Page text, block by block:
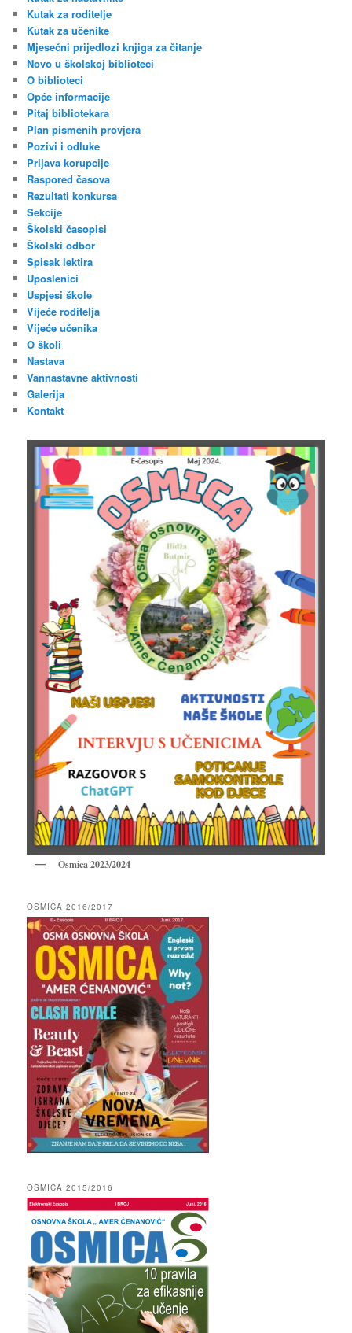
Kutak za roditelje
Kutak za učenike
Mjesečni prijedlozi knjiga za čitanje
Novo u školskoj biblioteci
O biblioteci
Opće informacije
Pitaj bibliotekara
Plan pismenih provjera
Pozivi i odluke
Prijava korupcije
Raspored časova
Rezultati konkursa
Sekcije
Školski časopisi
Školski odbor
Spisak lektira
Uposlenici
Uspjesi škole
Vijeće roditelja
Vijeće učenika
O školi
Nastava
Vannastavne aktivnosti
Galerija
Kontakt
Osmica 2023/2024
OSMICA 2016/2017
OSMICA 2015/2016